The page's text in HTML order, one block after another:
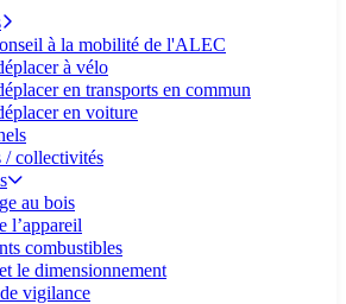
à la mobilité de l'ALEC
à vélo
en transports en commun
en voiture
/ collectivités
au bois
l’appareil
combustibles
le dimensionnement
vigilance